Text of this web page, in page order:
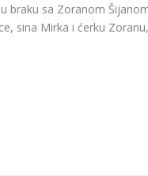
braku sa Zoranom
sina Mirka i ćerku